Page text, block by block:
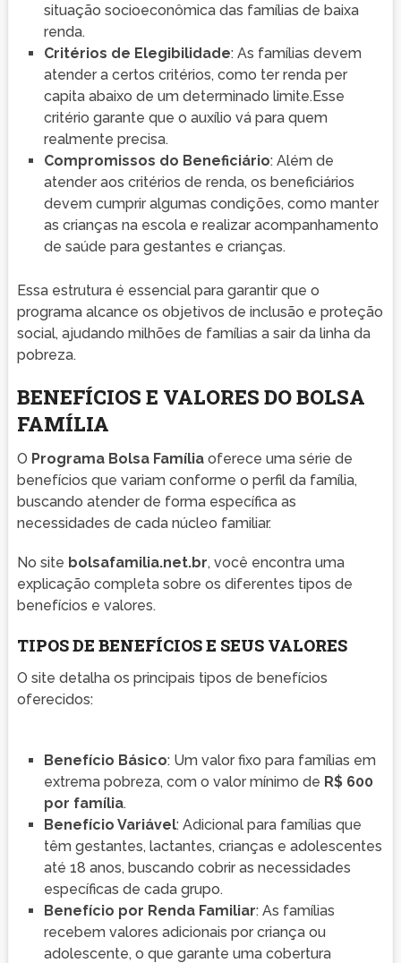
situação socioeconômica das famílias de baixa
renda.
Critérios de Elegibilidade: As famílias devem
atender a certos critérios, como ter renda per
capita abaixo de um determinado limite.Esse
critério garante que o auxílio vá para quem
realmente precisa.
Compromissos do Beneficiário: Além de
atender aos critérios de renda, os beneficiários
devem cumprir algumas condições, como manter
as crianças na escola e realizar acompanhamento
de saúde para gestantes e crianças.
Essa estrutura é essencial para garantir que o
programa alcance os objetivos de inclusão e proteção
social, ajudando milhões de famílias a sair da linha da
pobreza.
BENEFÍCIOS E VALORES DO BOLSA
FAMÍLIA
O Programa Bolsa Famíliaoferece uma série de
benefícios que variam conforme o perfil da família,
buscando atender de forma específica as
necessidades de cada núcleo familiar.
No site bolsafamilia.net.br, você encontra uma
explicação completa sobre os diferentes tipos de
benefícios e valores.
TIPOS DE BENEFÍCIOS E SEUS VALORES
O site detalha os principais tipos de benefícios
oferecidos:
Benefício Básico: Um valor fixo para famílias em
extrema pobreza, com o valor mínimo de R$ 600
por família.
Benefício Variável: Adicional para famílias que
têm gestantes, lactantes, crianças e adolescentes
até 18 anos, buscando cobrir as necessidades
específicas de cada grupo.
Benefício por Renda Familiar: As famílias
recebem valores adicionais por criança ou
adolescente, o que garante uma cobertura